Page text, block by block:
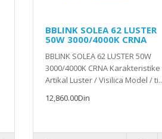
BBLINK SOLEA 62 LUSTER
50W 3000/4000K CRNA
BBLINK SOLEA 62 LUSTER 50W
3000/4000K CRNA Karakteristike
Artikal Luster / Visilica Model / ti..
12,860.00Din